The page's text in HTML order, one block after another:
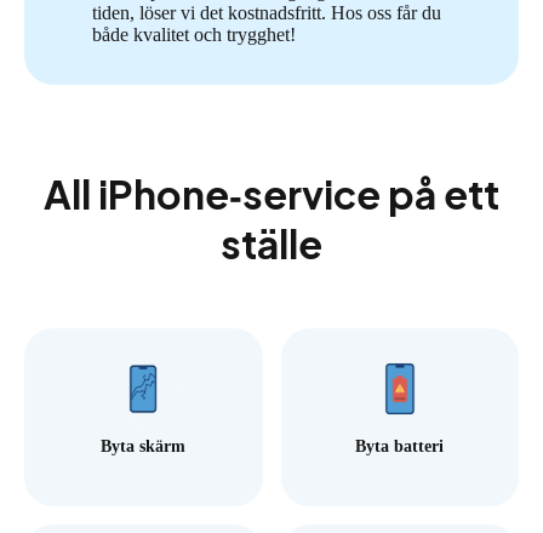
tiden, löser vi det kostnadsfritt. Hos oss får du
både kvalitet och trygghet!
All iPhone‑service på ett
ställe
Byta skärm Byta batteri